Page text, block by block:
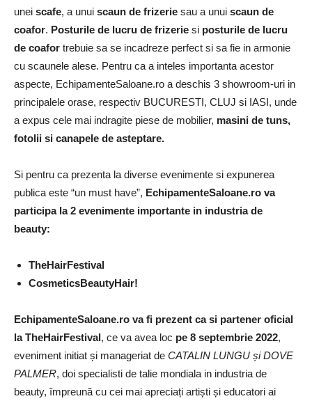
unei scafe, a unui scaun de frizerie sau a unui scaun de
coafor. Posturile de lucru de frizerie si posturile de lucru
de coafor trebuie sa se incadreze perfect si sa fie in armonie
cu scaunele alese. Pentru ca a inteles importanta acestor
aspecte, EchipamenteSaloane.ro a deschis 3 showroom-uri in
principalele orase, respectiv BUCURESTI, CLUJ si IASI, unde
a expus cele mai indragite piese de mobilier, masini de tuns,
fotolii si canapele de asteptare.
Si pentru ca prezenta la diverse evenimente si expunerea
publica este “un must have”, EchipamenteSaloane.ro va
participa la 2 evenimente importante in industria de
beauty:
TheHairFestival
CosmeticsBeautyHair!
EchipamenteSaloane.ro va fi prezent ca si partener oficial
la TheHairFestival, ce va avea loc pe 8 septembrie 2022,
eveniment initiat și manageriat de CATALIN LUNGU și DOVE
PALMER, doi specialisti de talie mondiala in industria de
beauty, împreună cu cei mai apreciați artiști și educatori ai